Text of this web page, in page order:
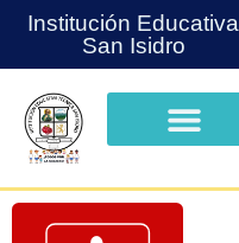
Institución Educativa
San Isidro